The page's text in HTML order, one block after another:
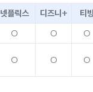
넷플릭스 디즈니+ 티빙
O O O
O O O